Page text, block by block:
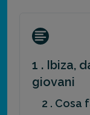
1 . Ibiza,
giovani
2 . Cosa